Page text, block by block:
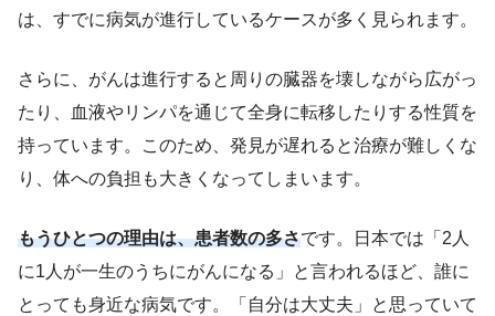
は、すでに病気が進行しているケースが多く見られます。
さらに、がんは進行すると周りの臓器を壊しながら広がっ
たり、血液やリンパを通じて全身に転移したりする性質を
持っています。このため、発見が遅れると治療が難しくな
り、体への負担も大きくなってしまいます。
もうひとつの理由は、患者数の多さです。日本では「2人
に1人が一生のうちにがんになる」と言われるほど、誰に
とっても身近な病気です。「自分は大丈夫」と思っていて